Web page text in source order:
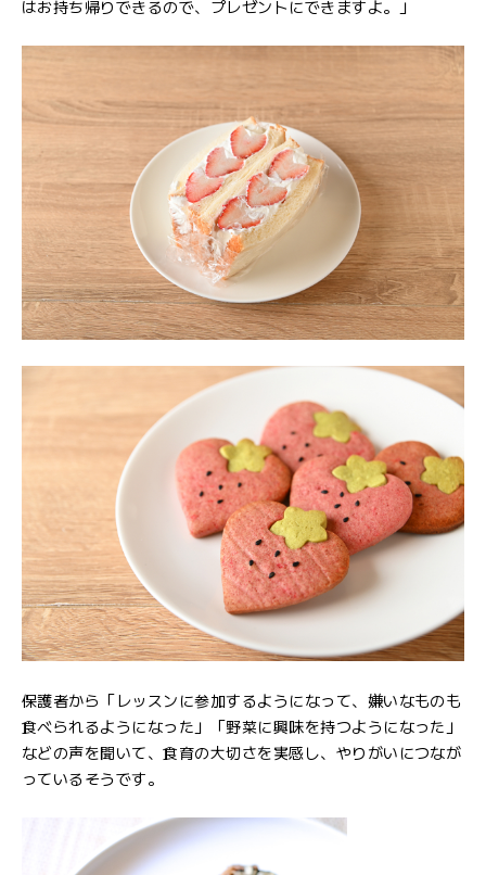
はお持ち帰りできるので、プレゼントにできますよ。」
保護者から「レッスンに参加するようになって、嫌いなものも
食べられるようになった」「野菜に興味を持つようになった」
などの声を聞いて、食育の大切さを実感し、やりがいにつなが
っているそうです。